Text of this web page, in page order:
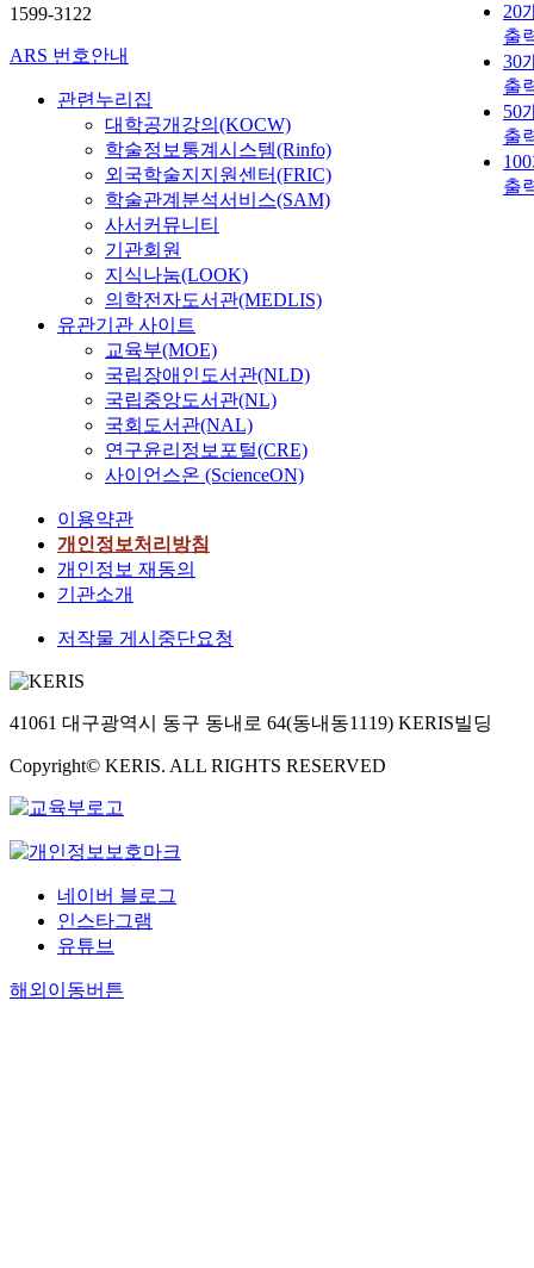
20
출
30
출
50
출
출
1599-3122
ARS 번호안내
관련누리집
대학공개강의(KOCW)
학술정보통계시스템(Rinfo)
외국학술지지원센터(FRIC)
학술관계분석서비스(SAM)
사서커뮤니티
기관회원
지식나눔(LOOK)
의학전자도서관(MEDLIS)
유관기관 사이트
교육부(MOE)
국립장애인도서관(NLD)
국립중앙도서관(NL)
국회도서관(NAL)
연구윤리정보포털(CRE)
사이언스온 (ScienceON)
이용약관
개인정보처리방침
개인정보 재동의
기관소개
저작물 게시중단요청
41061 대구광역시 동구 동내로 64(동내동1119) KERIS빌딩
Copyright© KERIS. ALL RIGHTS RESERVED
네이버 블로그
인스타그램
유튜브
해외이동버튼